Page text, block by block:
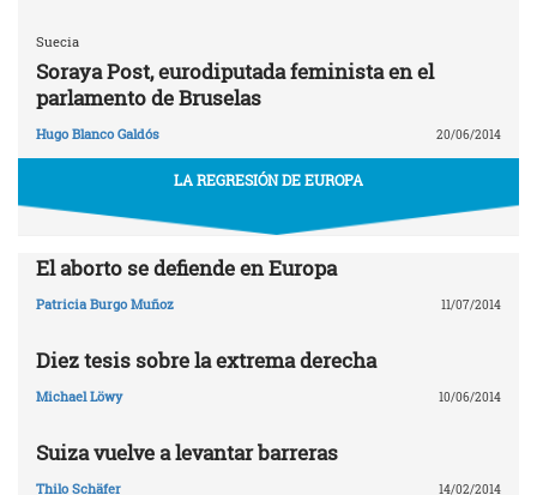
Suecia
Soraya Post, eurodiputada feminista en el
parlamento de Bruselas
Hugo Blanco Galdós 20/06/2014
LA REGRESIÓN DE EUROPA
El aborto se defiende en Europa
Patricia Burgo Muñoz 11/07/2014
Diez tesis sobre la extrema derecha
Michael Löwy 10/06/2014
Suiza vuelve a levantar barreras
Thilo Schäfer 14/02/2014